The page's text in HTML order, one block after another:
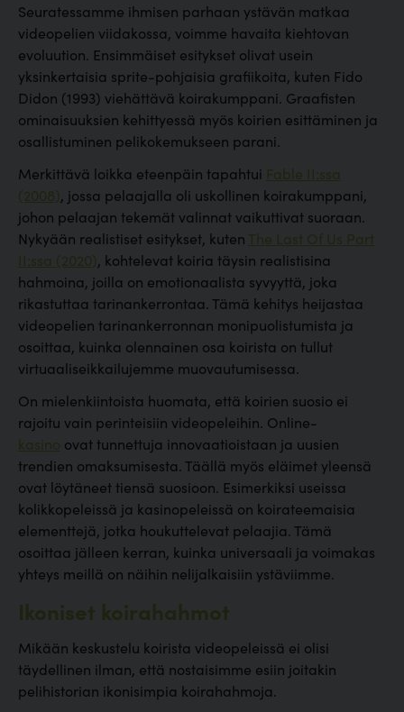
Seuratessamme ihmisen parhaan ystävän matkaa
videopelien viidakossa, voimme havaita kiehtovan
evoluution. Ensimmäiset esitykset olivat usein
yksinkertaisia sprite-pohjaisia grafiikoita, kuten Fido
Didon (1993) viehättävä koirakumppani. Graafisten
ominaisuuksien kehittyessä myös koirien esittäminen ja
osallistuminen pelikokemukseen parani.
Merkittävä loikka eteenpäin tapahtui Fable II:ssa
(2008), jossa pelaajalla oli uskollinen koirakumppani,
johon pelaajan tekemät valinnat vaikuttivat suoraan.
Nykyään realistiset esitykset, kuten The Last Of Us Part
II:ssa (2020), kohtelevat koiria täysin realistisina
hahmoina, joilla on emotionaalista syvyyttä, joka
rikastuttaa tarinankerrontaa. Tämä kehitys heijastaa
videopelien tarinankerronnan monipuolistumista ja
osoittaa, kuinka olennainen osa koirista on tullut
virtuaaliseikkailujemme muovautumisessa.
On mielenkiintoista huomata, että koirien suosio ei
rajoitu vain perinteisiin videopeleihin. Online-
kasino ovat tunnettuja innovaatioistaan ja uusien
trendien omaksumisesta. Täällä myös eläimet yleensä
ovat löytäneet tiensä suosioon. Esimerkiksi useissa
kolikkopeleissä ja kasinopeleissä on koirateemaisia
elementtejä, jotka houkuttelevat pelaajia. Tämä
osoittaa jälleen kerran, kuinka universaali ja voimakas
yhteys meillä on näihin nelijalkaisiin ystäviimme.
Ikoniset koirahahmot
Mikään keskustelu koirista videopeleissä ei olisi
täydellinen ilman, että nostaisimme esiin joitakin
pelihistorian ikonisimpia koirahahmoja.